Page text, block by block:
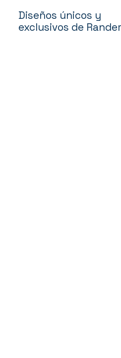
Diseños únicos y
exclusivos de